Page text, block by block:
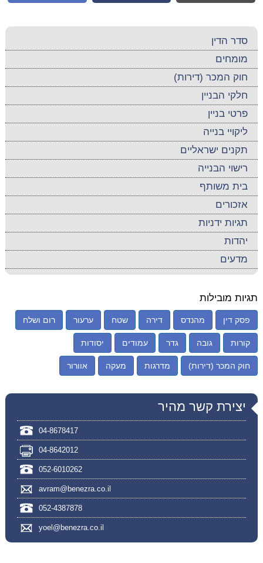
סדר הדין
מומחים
חוק המכר (דירות)
חלקי הבניין
פרטי בניין
ליקויי בנייה
תקנים ישראליים
רישוי הבנייה
בית משותף
אזכורים
תגיות ידניות
יהדות
מדעים
תגיות מובילות
פסק דין מהנדס דירה שטח ערעור רום ושלח
קורות גובה גדר עמודים יסודות
חוק המכר (דירות) מדרגות מעקה אוורור
יצירת קשר מהיר
04-8678417
04-8642012
052-6010262
avram@benezra.co.il
052-4387878
yoel@benezra.co.il